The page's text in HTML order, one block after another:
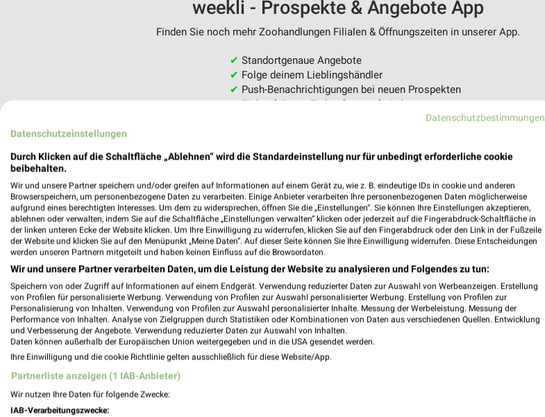
weekli - Prospekte & Angebote App
Finden Sie noch mehr Zoohandlungen Filialen & Öffnungszeiten in unserer App.
✔ Standortgenaue Angebote
✔ Folge deinem Lieblingshändler
✔ Push-Benachrichtigungen bei neuen Prospekten
✔Einkaufsliste - Einkauf stressfrei planen
DAS FUTTERHAUS Flensburg
24939 Flensburg
Datenschutzbestimmungen
Datenschutzeinstellungen
Durch Klicken auf die Schaltfläche „Ablehnen“ wird die Standardeinstellung nur für unbedingt erforderliche cookie
beibehalten.
Wir und unsere Partner speichern und/oder greifen auf Informationen auf einem Gerät zu, wie z. B. eindeutige IDs in cookie und anderen
Browserspeichern, um personenbezogene Daten zu verarbeiten. Einige Anbieter verarbeiten Ihre personenbezogenen Daten möglicherweise
aufgrund eines berechtigten Interesses. Um dem zu widersprechen, öffnen Sie die „Einstellungen“. Sie können Ihre Einstellungen akzeptieren,
ablehnen oder verwalten, indem Sie auf die Schaltfläche „Einstellungen verwalten“ klicken oder jederzeit auf die Fingerabdruck-Schaltfläche in
der linken unteren Ecke der Website klicken. Um Ihre Einwilligung zu widerrufen, klicken Sie auf den Fingerabdruck oder den Link in der Fußzeile
der Website und klicken Sie auf den Menüpunkt „Meine Daten“. Auf dieser Seite können Sie Ihre Einwilligung widerrufen. Diese Entscheidungen
werden unseren Partnern mitgeteilt und haben keinen Einfluss auf die Browserdaten.
Wir und unsere Partner verarbeiten Daten, um die Leistung der Website zu analysieren und Folgendes zu tun:
Speichern von oder Zugriff auf Informationen auf einem Endgerät. Verwendung reduzierter Daten zur Auswahl von Werbeanzeigen. Erstellung
von Profilen für personalisierte Werbung. Verwendung von Profilen zur Auswahl personalisierter Werbung. Erstellung von Profilen zur
Personalisierung von Inhalten. Verwendung von Profilen zur Auswahl personalisierter Inhalte. Messung der Werbeleistung. Messung der
Performance von Inhalten. Analyse von Zielgruppen durch Statistiken oder Kombinationen von Daten aus verschiedenen Quellen. Entwicklung
und Verbesserung der Angebote. Verwendung reduzierter Daten zur Auswahl von Inhalten.
Daten können außerhalb der Europäischen Union weitergegeben und in die USA gesendet werden.
Ihre Einwilligung und die cookie Richtlinie gelten ausschließlich für diese Website/App.
Partnerliste anzeigen (1 IAB-Anbieter)
Wir nutzen Ihre Daten für folgende Zwecke:
IAB-Verarbeitungszwecke: